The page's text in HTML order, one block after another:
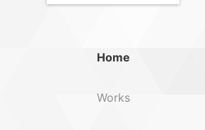
Home
Works